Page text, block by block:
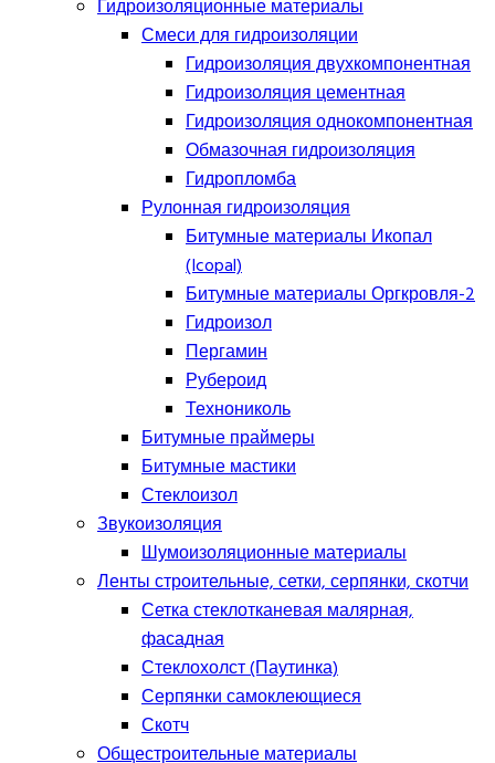
Гидроизоляционные материалы
Смеси для гидроизоляции
Гидроизоляция двухкомпонентная
Гидроизоляция цементная
Гидроизоляция однокомпонентная
Обмазочная гидроизоляция
Гидропломба
Рулонная гидроизоляция
Битумные материалы Икопал
(Icopal)
Битумные материалы Оргкровля-2
Гидроизол
Пергамин
Рубероид
Технониколь
Битумные праймеры
Битумные мастики
Стеклоизол
Звукоизоляция
Шумоизоляционные материалы
Ленты строительные, сетки, серпянки, скотчи
Сетка стеклотканевая малярная,
фасадная
Стеклохолст (Паутинка)
Серпянки самоклеющиеся
Скотч
Общестроительные материалы